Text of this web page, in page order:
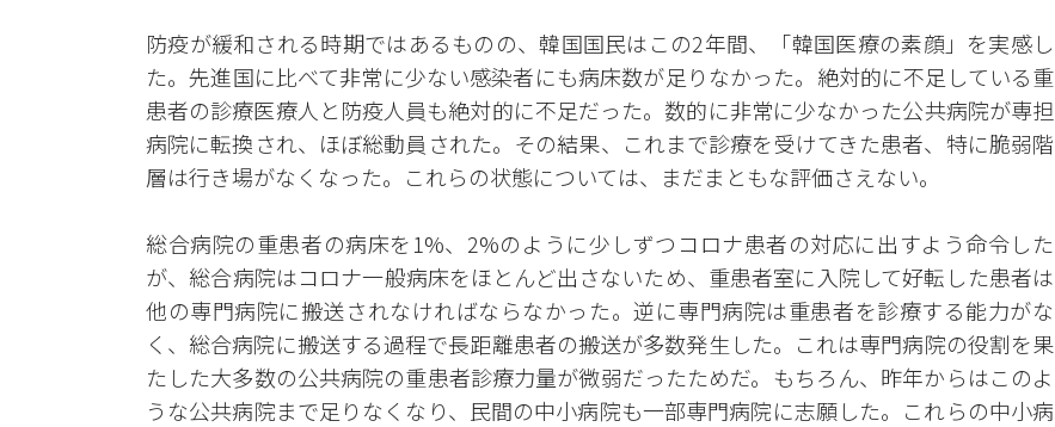
防疫が緩和される時期ではあるものの、韓国国民はこの2年間、「韓国医療の素顔」を実感し
た。先進国に比べて非常に少ない感染者にも病床数が足りなかった。絶対的に不足している重
患者の診療医療人と防疫人員も絶対的に不足だった。数的に非常に少なかった公共病院が専担
病院に転換され、ほぼ総動員された。その結果、これまで診療を受けてきた患者、特に脆弱階
層は行き場がなくなった。これらの状態については、まだまともな評価さえない。
総合病院の重患者の病床を1%、2%のように少しずつコロナ患者の対応に出すよう命令した
が、総合病院はコロナ一般病床をほとんど出さないため、重患者室に入院して好転した患者は
他の専門病院に搬送されなければならなかった。逆に専門病院は重患者を診療する能力がな
く、総合病院に搬送する過程で長距離患者の搬送が多数発生した。これは専門病院の役割を果
たした大多数の公共病院の重患者診療力量が微弱だったためだ。もちろん、昨年からはこのよ
うな公共病院まで足りなくなり、民間の中小病院も一部専門病院に志願した。これらの中小病